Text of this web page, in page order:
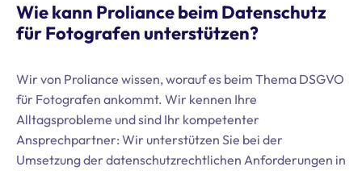
Wie kann Proliance beim Datenschutz
für Fotografen unterstützen?
Wir von Proliance wissen, worauf es beim Thema DSGVO
für Fotografen ankommt. Wir kennen Ihre
Alltagsprobleme und sind Ihr kompetenter
Ansprechpartner: Wir unterstützen Sie bei der
Umsetzung der datenschutzrechtlichen Anforderungen in